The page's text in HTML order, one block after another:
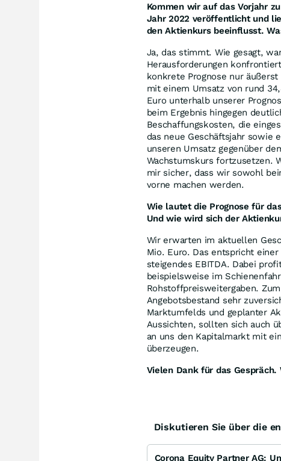
Kommen wir auf das Vorjahr
Jahr 2022 veröffentlicht und
den Aktienkurs beeinflusst.
Ja, das stimmt. Wie gesagt,
Herausforderungen
konkrete Prognose nur
mit einem Umsatz von rund
Euro unterhalb unserer
beim Ergebnis hingegen
Beschaffungskosten, die
das neue Geschäftsjahr sowie
unseren Umsatz gegenüber
Wachstumskurs fortzusetzen.
mir sicher, dass wir sowohl
vorne machen werden.
Wie lautet die Prognose für
Und wie wird sich der
Wir erwarten im aktuellen
Mio. Euro. Das entspricht
steigendes EBITDA. Dabei
beispielsweise im
Rohstoffpreisweitergaben.
Angebotsbestand sehr
Marktumfelds und geplanter
Aussichten, sollten sich auch
an uns den Kapitalmarkt mit
überzeugen.
Vielen Dank für das
Diskutieren Sie über die
Corona Equity Partner AG: